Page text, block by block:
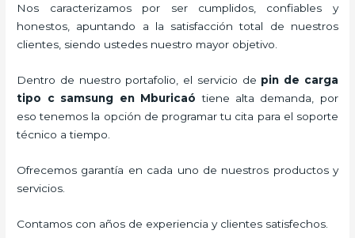
Nos caracterizamos por ser cumplidos, confiables y
honestos, apuntando a la satisfacción total de nuestros
clientes, siendo ustedes nuestro mayor objetivo.
Dentro de nuestro portafolio, el servicio de pin de carga
tipo c samsung en Mburicaó tiene alta demanda, por
eso tenemos la opción de programar tu cita para el soporte
técnico a tiempo.
Ofrecemos garantía en cada uno de nuestros productos y
servicios.
Contamos con años de experiencia y clientes satisfechos.